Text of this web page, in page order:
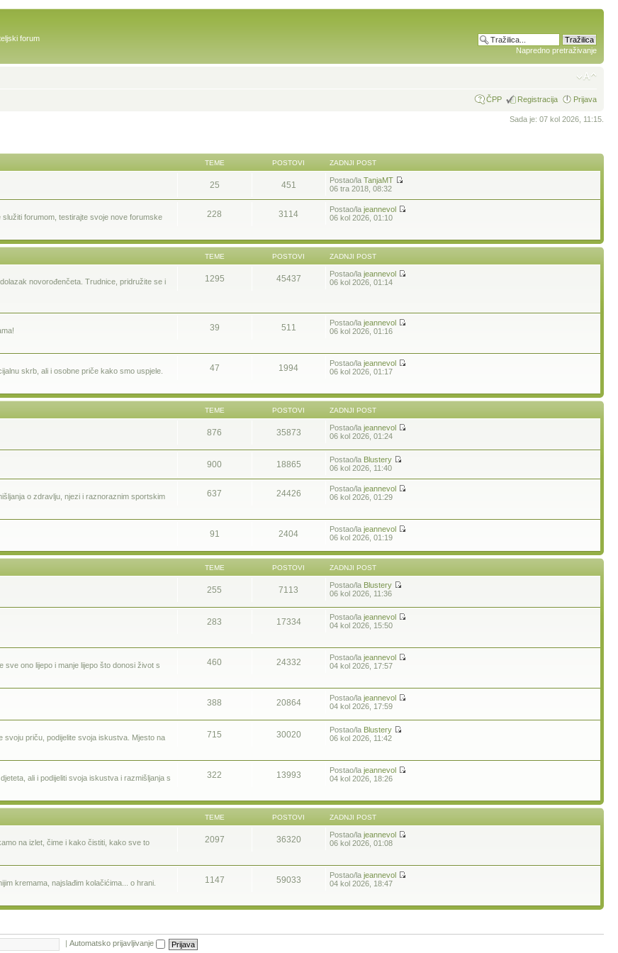
forum
Napredno pretraživanje
ČPP Registracija Prijava
Sada je: 07 kol 2026, 11:15.
TEME POSTOVI ZADNJI POST
25 451 Postao/laTanjaMT
06 tra 2018, 08:32
forumom, testirajte svoje nove forumske
228 3114 Postao/lajeannevol
06 kol 2026, 01:10
TEME POSTOVI ZADNJI POST
novorođenčeta. Trudnice, pridružite se i
1295 45437 Postao/lajeannevol
06 kol 2026, 01:14
39 511 Postao/lajeannevol
06 kol 2026, 01:16
skrb, ali i osobne priče kako smo uspjele.
47 1994 Postao/lajeannevol
06 kol 2026, 01:17
TEME POSTOVI ZADNJI POST
876 35873 Postao/lajeannevol
06 kol 2026, 01:24
900 18865 Postao/la Blustery
06 kol 2026, 11:40
o zdravlju, njezi i raznoraznim sportskim
637 24426 Postao/lajeannevol
06 kol 2026, 01:29
91 2404 Postao/lajeannevol
06 kol 2026, 01:19
TEME POSTOVI ZADNJI POST
255 7113 Postao/la Blustery
06 kol 2026, 11:36
283 17334 Postao/lajeannevol
04 kol 2026, 15:50
sve ono lijepo i manje lijepo što donosi život s
460 24332 Postao/lajeannevol
04 kol 2026, 17:57
388 20864 Postao/lajeannevol
04 kol 2026, 17:59
svoju priču, podijelite svoja iskustva. Mjesto na
715 30020 Postao/la Blustery
06 kol 2026, 11:42
ali i podijeliti svoja iskustva i razmišljanja s
322 13993 Postao/lajeannevol
04 kol 2026, 18:26
TEME POSTOVI ZADNJI POST
na izlet, čime i kako čistiti, kako sve to
2097 36320 Postao/lajeannevol
06 kol 2026, 01:08
kremama, najslađim kolačićima... o hrani.
1147 59033 Postao/lajeannevol
04 kol 2026, 18:47
|Automatsko prijavljivanje